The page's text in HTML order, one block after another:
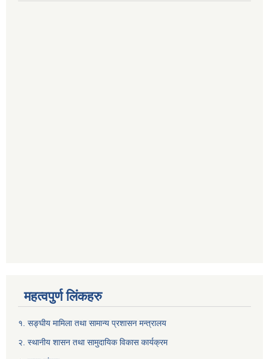
महत्वपुर्ण लिंकहरु
१. सङ्घीय मामिला तथा सामान्य प्रशासन मन्त्रालय
२. स्थानीय शासन तथा सामुदायिक विकास कार्यक्रम